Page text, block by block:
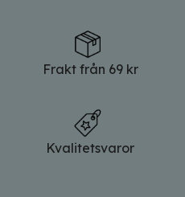
Frakt från 69 kr
Kvalitetsvaror